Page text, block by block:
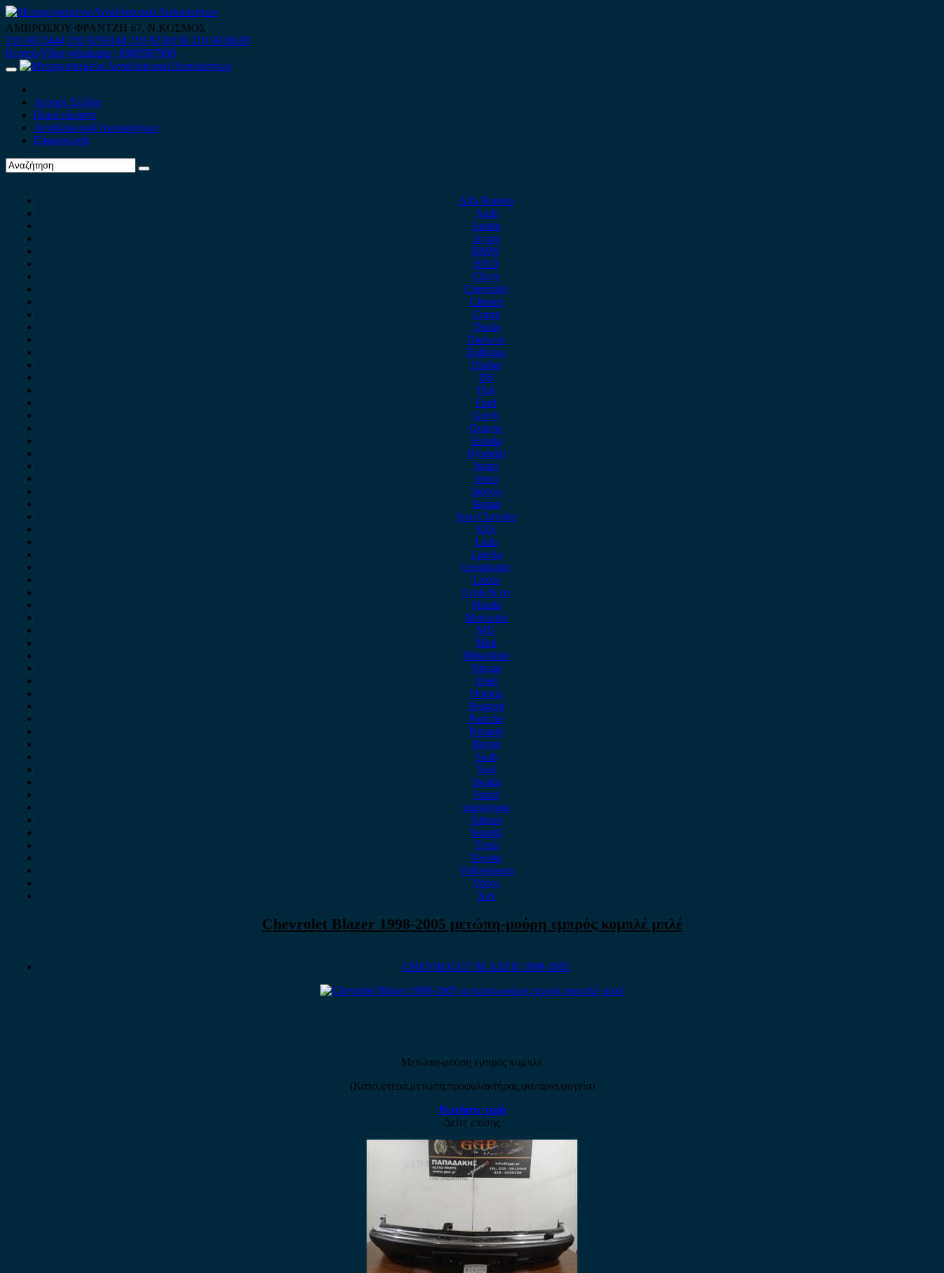
Skip
to
content
ΑΜΒΡΟΣΙΟΥ ΦΡΑΝΤΖΗ 67, Ν.ΚΟΣΜΟΣ
210 9012444 210 9239148 210 9238158 210 9026839
Κινητό-Viber-whatsapp : 6980507900
Primary
Αρχική Σελίδα
Ποιοί είμαστε
Ανταλλακτικά Αυτοκινήτων
Επικοινωνία
Alfa Romeo
Audi
Austin
Acura
BMW
BYD
Chery
Chevrolet
Citroen
Cupra
Dacia
Daewoo
Daihatsu
Dodge
DS
Fiat
Ford
Geely
Gonow
Honda
Hyundai
Isuzu
iveco
Jaecoo
Jaguar
Jeep Chrysler
KIA
Lada
Lancia
Leapmotor
Lexus
Lynk & co
Mazda
Mercedes
MG
Mini
Mitsubishi
Nissan
Opel
Omoda
Peugeot
Porsche
Renault
Rover
Saab
Seat
Skoda
Smart
ssangyong
Subaru
Suzuki
Tesla
Toyota
Volkswagen
Volvo
Xev
Chevrolet Blazer 1998-2005 μετώπη-μούρη εμπρός κομπλέ μπλέ
CHEVROLET BLAZER 1998-2005
Μετώπη-μούρη εμπρός κομπλέ
(Καπό,φτερά,μετωπη,προφυλακτήρας,φανάρια,ψυγεία)
Ρωτήστε τιμή
Δείτε επίσης